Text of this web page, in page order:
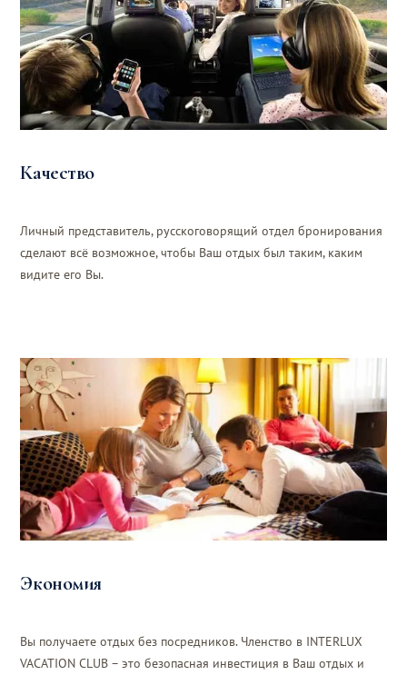
Качество
Личный представитель, русскоговорящий отдел бронирования
сделают всё возможное, чтобы Ваш отдых был таким, каким
видите его Вы.
Экономия
Вы получаете отдых без посредников. Членство в INTERLUX
VACATION CLUB – это безопасная инвестиция в Ваш отдых и